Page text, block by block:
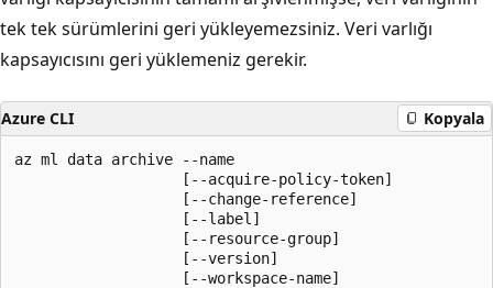
tek tek sürümlerini geri yükleyemezsiniz. Veri varlığı
kapsayıcısını geri yüklemeniz gerekir.
Azure CLI Kopyala
az ml data archive --name
                   [--acquire-policy-token]
                   [--change-reference]
                   [--label]
                   [--resource-group]
                   [--version]
                   [--workspace-name]